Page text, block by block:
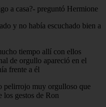
a casa?- preguntó Hermione
y no había escuchado bien a
tiempo allí con ellos
de orgullo apareció en el
frente a él
pelirrojo muy orgulloso que
los gestos de Ron